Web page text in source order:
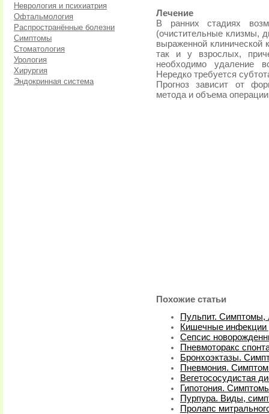
Неврология и психиатрия
Офтальмология
Распространённые болезни
Симптомы
Стоматология
Урология
Хирургия
Эндокринная система
Лечение
В ранних стадиях
(очистительные клизмы,
выраженной клинической
так и у взрослых,
необходимо удаление
Нередко требуется
Прогноз зависит от
метода и объема
Похожие статьи
Пульпит. Симптомы,
Кишечные инфекции
Сепсис
Пневмоторакс
Бронхоэктазы.
Пневмония.
Вегетососудистая
Гипотония.
Пурпура. Виды,
Пролапс